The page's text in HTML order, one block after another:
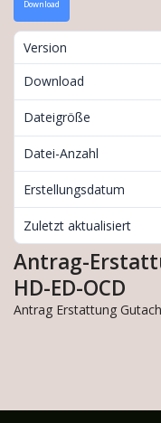
Download
Version
Download
Dateigröße
Datei-Anzahl
Erstellungsdatum
Zuletzt aktualisiert
Antrag-
HD-ED-OCD
Antrag Erstattung